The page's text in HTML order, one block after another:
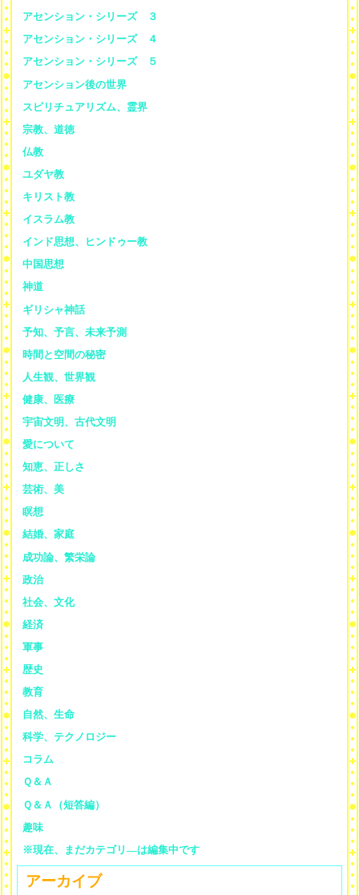
アセンション・シリーズ ３
アセンション・シリーズ ４
アセンション・シリーズ ５
アセンション後の世界
スピリチュアリズム、霊界
宗教、道徳
仏教
ユダヤ教
キリスト教
イスラム教
インド思想、ヒンドゥー教
中国思想
神道
ギリシャ神話
予知、予言、未来予測
時間と空間の秘密
人生観、世界観
健康、医療
宇宙文明、古代文明
愛について
知恵、正しさ
芸術、美
瞑想
結婚、家庭
成功論、繁栄論
政治
社会、文化
経済
軍事
歴史
教育
自然、生命
科学、テクノロジー
コラム
Ｑ＆Ａ
Ｑ＆Ａ（短答編）
趣味
※現在、まだカテゴリ—は編集中です
アーカイブ